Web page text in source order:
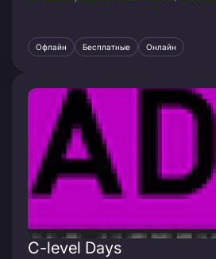
Офлайн Бесплатные Онлайн
C-level Days